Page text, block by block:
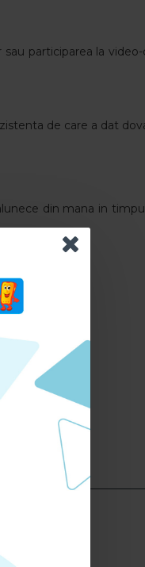
participarea la
de care a dat
din mana in